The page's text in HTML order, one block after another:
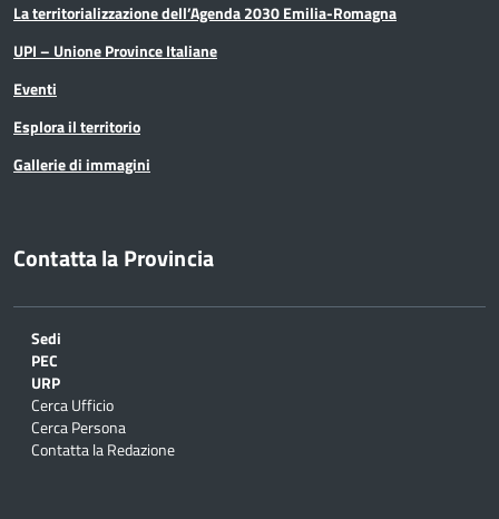
La territorializzazione dell’Agenda 2030 Emilia-Romagna
UPI – Unione Province Italiane
Eventi
Esplora il territorio
Gallerie di immagini
Contatta la Provincia
Sedi
PEC
URP
Cerca Ufficio
Cerca Persona
Contatta la Redazione